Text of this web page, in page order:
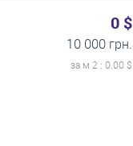
0 $
10 000 грн.
за м 2 : 0.00 $